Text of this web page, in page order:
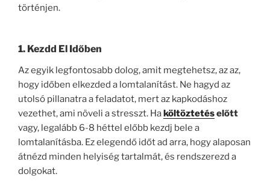
történjen.
1. Kezdd El Időben
Az egyik legfontosabb dolog, amit megtehetsz, az az,
hogy időben elkezded a lomtalanítást. Ne hagyd az
utolsó pillanatra a feladatot, mert az kapkodáshoz
vezethet, ami növeli a stresszt. Haköltöztetéselőtt
vagy, legalább 6-8 héttel előbb kezdj bele a
lomtalanításba. Ez elegendő időt ad arra, hogy alaposan
átnézd minden helyiség tartalmát, és rendszerezd a
dolgokat.